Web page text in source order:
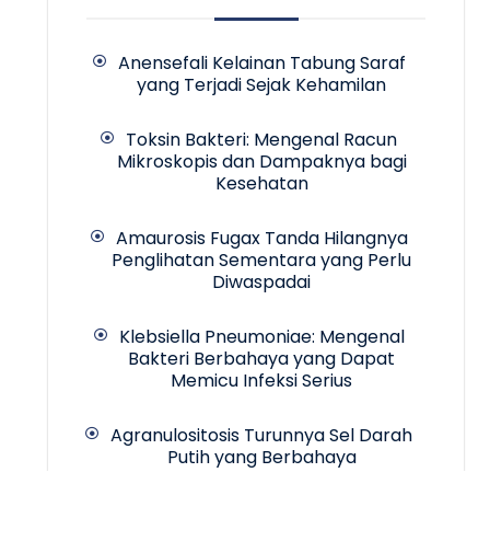
Anensefali Kelainan Tabung Saraf
yang Terjadi Sejak Kehamilan
Toksin Bakteri: Mengenal Racun
Mikroskopis dan Dampaknya bagi
Kesehatan
Amaurosis Fugax Tanda Hilangnya
Penglihatan Sementara yang Perlu
Diwaspadai
Klebsiella Pneumoniae: Mengenal
Bakteri Berbahaya yang Dapat
Memicu Infeksi Serius
Agranulositosis Turunnya Sel Darah
Putih yang Berbahaya